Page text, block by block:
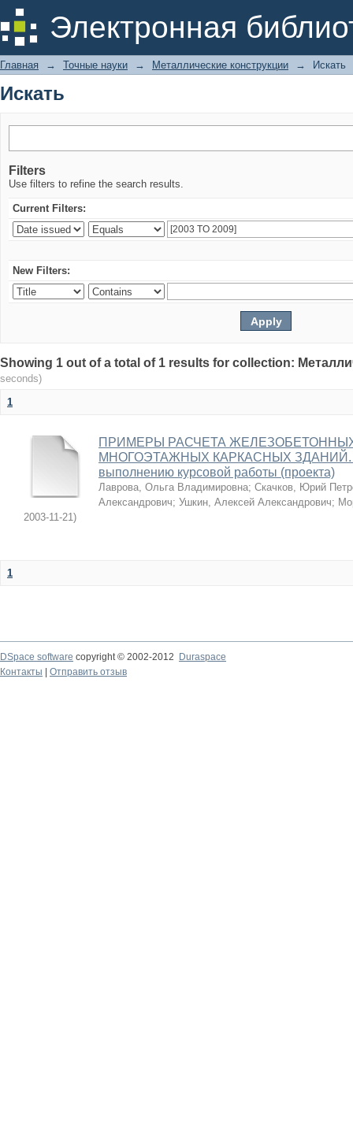
Электронная
Искать
Главная → Точные науки → Металлические конструкции → Искать
Искать
Filters
Use filters to refine the search results.
Current Filters:
New Filters:
Showing 1 out of a total of 1 results for collection:
seconds)
1
ПРИМЕРЫ РАСЧЕТА
МНОГОЭТАЖНЫХ КАРКАСНЫХ ЗДАНИЙ.
выполнению курсовой работы (проекта)
Лаврова, Ольга Владимировна; Скачков, Юрий
Александрович; Ушкин, Алексей Александрович;
2003-11-21)
1
DSpace software copyright © 2002-2012
Duraspace
Контакты
Отправить отзыв